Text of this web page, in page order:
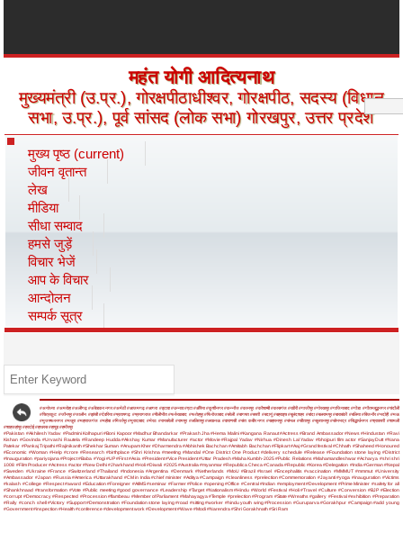
महंत योगी आदित्यनाथ
मुख्यमंत्री (उ.प्र.), गोरक्षपीठाधीश्वर, गोरक्षपीठ, सदस्य (विधान
सभा, उ.प्र.), पूर्व सांसद (लोक सभा) गोरखपुर, उत्तर प्रदेश
मुख्य पृष्ठ (current)
जीवन वृतान्त
लेख
मीडिया
सीधा सम्वाद
हमसे जुड़ें
विचार भेजें
आप के विचार
आन्दोलन
सम्पर्क सूत्र
#अयोध्या #अमरोहा #अलीगढ़ #अंबेडकर नगर#अमेठी #आजमगढ़ #आगरा #इटावा #उन्नाव#एटा#औरैया#कुशीनगर #कन्नौज #कानपुर #कौशाम्बी #कासगंज #खीरी#गाजीपुर#गोरखपुर #गाजियाबाद #गोंडा #गौतमबुद्धनगर #चंदौली
#चित्रकूट #जौनपुर #जालौन #झांसी #देवरिया #प्रतापगढ़ #प्रयागराज #पीलीभीत #फर्रुखाबाद #फतेहपुर #फिरोजाबाद #बरेली #बागपत #बस्ती #बदायूं #बहराइच #बुलंदशहर #बांदा #बलरामपुर #बाराबंकी #बलिया #बिजनौर #भदोही #मऊ
#मुजफ्फरनगर #मथुरा #महाराजगंज #महोबा #मिर्जापुर #मुरादाबाद #मेरठ #रायबरेली #रामपुर #ललितपुर #लखनऊ #वाराणसी #संत कबीर नगर #सहारनपुर #संभल #सीतापुर #सुल्तानपुर #सोनभद्र#सिद्धार्थनगर #श्रावस्ती #शामली
#शाहजहांपुर #हरदोई #हाथरस#हापुड़ #हमीरपुर
#Pakistan #Akhilesh Yadav #Padmini Kolhapuri #Boni Kapoor #Madhur Bhandarkar #Prakash Jha #Hema Malini #Kangana Ranaut #Actress #Brand Ambassador #News #Hindustan #Ravi
Kishan #Govinda #Urvashi Rautela #Randeep Hudda #Akshay Kumar #Manufacturer #actor #Movie #Rajpal Yadav #Nirhua #Dinesh Lal Yadav #bhojpuri film actor #SanjayDutt #Nana
Patekar #Pankaj Tripathi#Rajinikanth#Shekhar Suman #Anupam Kher #Dharmendra#Abhishek Bachchan #Amitabh Bachchan #Flipkart#Aaj#Grand festival #Chhath #Shaheed #Honoured
#Economic #Woman #Help #crore #Research #birthplace #Shri Krishna #meeting #Mandal #One District One Product #delivery schedule #Release #Foundation stone laying #District
#Inauguration #pariyojana #Project #Baba #Yogi #UP #First #Asia #President #Vice President #Uttar Pradesh #Maha Kumbh-2025 #Public Relations #Mahamandleshwar #Acharya #shri shri
1008 #Film Producer #Actress #actor#New Delhi #Jharkhand #Holi #Diwali #2025 #Australia #myanmar #Republica Checa#Canada #Republic #Korea #Delegation #India #German #Nepal
#Sweden #Ukraine #France #Switzerland #Thailand #Indonesia #Argentina #Denmark #Netherlands #MoU #Brazil #Israel #Encephalitis #vaccination #MMMUT #mmmut #University
#Ambassador #Japan #Russia #America #Uttarakhand #CM in India #chief minister #Aditya #Campaign #cleanliness #prelection #Commemoration #Jayanti #yoga #inauguration #Victims
#kalash #College #Respect #award #Education #Foreigner #AIIMS #seminar #Farmer #Police #opening #Office #Central #Indian #employment #Development #Prime Minister #safety for all
#Shankhnaad #transformation #Vote #Public meeting #good governance #Leadership #Target #Nationalism #Hindu #World #Festival #Holi #Travel #Culture #Conversion #BJP #Election
#corrupt #Democracy #Respected #Procession #flambeau #Member of Parliament #Mahayagya #Temple #prelection #Program #State #Wreaths #gallery #Festival #exhibition #Preparation
#Rally #conch shell #Victory #Support #Demonstration #Foundation stone laying #road #sitting #worker #hindu youth wing #Procession #Guruparva #Gorakhpur #Campaign #add young
#Government#inspection #Health #conference #development work #Development#Wave #Modi #Narendra #Shri Gorakhnath #Sri Ram